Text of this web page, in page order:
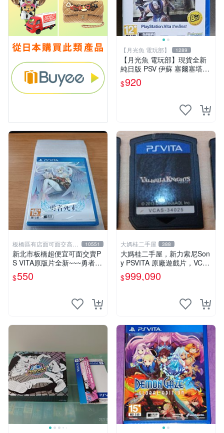
【月光魚 電玩部】 1289
【月光魚 電玩部】現貨全新
純日版 PSV 伊蘇 塞爾塞塔的
樹海 BEST版 日版日文
$920
板橋區有店面可面交高價
回收電玩
10551
新北市板橋超便宜可面交賣P
S VITA原版片全新~~~勇者已
死 Warrior Dead~~~便宜賣
$550
大媽桂二手屋 388
大媽桂二手屋，新力索尼Son
y PSVITA 原廠遊戲片，VCAS
--34025，英靈殿騎士3，裸
片
$999,090